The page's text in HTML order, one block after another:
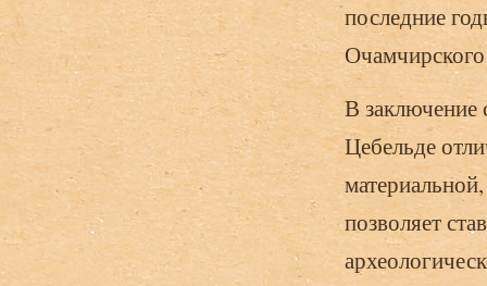
последние
В заключение
Цебельде
позволяет